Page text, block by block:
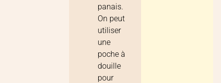
panais.
On peut
utiliser
une
poche à
douille
pour